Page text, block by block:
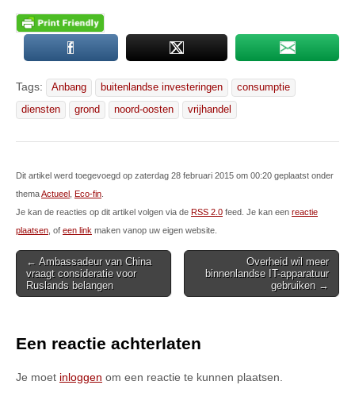
Tags: Anbang buitenlandse investeringen
consumptie
diensten
grond noord-oosten vrijhandel
Dit artikel werd toegevoegd op zaterdag 28 februari 2015 om 00:20 geplaatst onder
themaActueel Eco-fin
Je kan de reacties op dit artikel volgen via de RSS 2.0 feed. Je kan een reactie
plaatsen , of een link maken vanop uw eigen website.
Post
navigation
← Ambassadeur van China
vraagt consideratie voor
Ruslands belangen
Overheid wil meer
binnenlandse IT-apparatuur
gebruiken →
Een reactie achterlaten
Je moet inloggen om een reactie te kunnen plaatsen.